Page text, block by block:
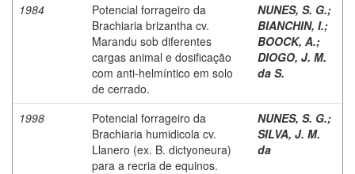
1984
Potencial forrageiro da
Brachiaria brizantha cv.
Marandu sob diferentes
cargas animal e dosificação
com anti-helmíntico em solo
de cerrado.
NUNES, S. G.;
BIANCHIN, I.;
BOOCK, A.;
DIOGO, J. M.
da S.
1998
Potencial forrageiro da
Brachiaria humidicola cv.
Llanero (ex. B. dictyoneura)
para a recria de equinos.
NUNES, S. G.;
SILVA, J. M.
da